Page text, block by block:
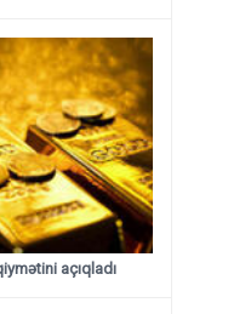
açıqladı